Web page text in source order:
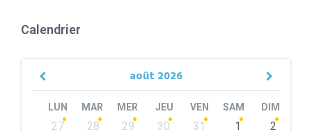
Calendrier
août 2026
Previous
LUN MAR MER JEU VEN SAM DIM
Skip27 28 29 30 31 1
2